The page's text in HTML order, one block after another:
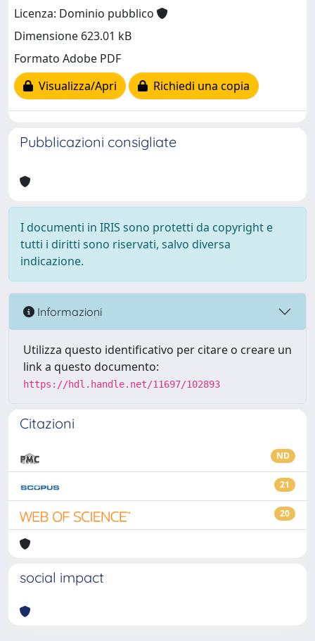
Licenza: Dominio pubblico
Dimensione 623.01 kB
Formato Adobe PDF
Visualizza/Apri
Richiedi una copia
Pubblicazioni consigliate
I documenti in IRIS sono protetti da copyright e
tutti i diritti sono riservati, salvo diversa
indicazione.
Informazioni
Utilizza questo identificativo per citare o creare un
link a questo documento:
https://hdl.handle.net/11697/102893
Citazioni
ND
21
20
social impact